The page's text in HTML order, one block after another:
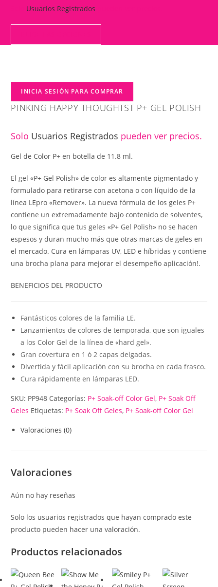
Usuarios Registrados
INICIA SESIÓN PARA COMPRAR
PINKING HAPPY THOUGHTST P+ GEL POLISH
Solo Usuarios Registrados pueden ver precios.
Gel de Color P+ en botella de 11.8 ml.
El gel «P+ Gel Polish» de color es altamente pigmentado y
formulado para retirarse con acetona o con líquido de la
línea LEpro «Remover». La nueva fórmula de los geles P+
contiene un extremadamente bajo contenido de solventes,
lo que significa que tus geles «P+ Gel Polish» no se hacen
espesos y duran mucho más que otras marcas de geles en
el mercado. Cura en lámparas UV, LED e híbridas y contiene
una brocha plana para mejorar el desempeño aplicación!.
BENEFICIOS DEL PRODUCTO
Fantásticos colores de la familia LE.
Lanzamientos de colores de temporada, que son iguales
a los Color Gel de la línea de «hard gel».
Gran covertura en 1 ó 2 capas delgadas.
Divertida y fácil aplicación con su brocha en cada frasco.
Cura rápidamente en lámparas LED.
SKU: PP948 Categorías: P+ Soak-off Color Gel, P+ Soak Off
Geles Etiquetas: P+ Soak Off Geles, P+ Soak-off Color Gel
Valoraciones (0)
Valoraciones
Aún no hay reseñas
Solo los usuarios registrados que hayan comprado este
producto pueden hacer una valoración.
Productos relacionados